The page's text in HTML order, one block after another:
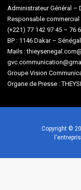
Administrateur Général –
Responsable commercial
(+221) 77 142 97 45 – 76
BP : 1146 Dakar – Sénégal
Mails :
Groupe Vision
Organe de Presse :
Copyright ©